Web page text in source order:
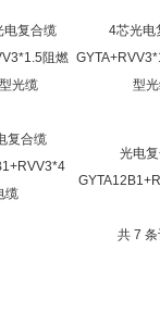
4芯光电
型
光电
共 7